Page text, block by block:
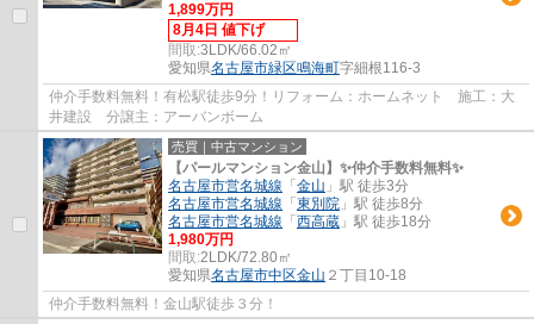
1,899万円
8月4日 値下げ
間取:3LDK/66.02㎡
愛知県名古屋市緑区鳴海町字細根116-3
仲介手数料無料！有松駅徒歩9分！リフォーム：ホームネット 施工：大
井建設 分譲主：アーバンボーム
売買｜中古マンション
【パールマンション金山】✨️仲介手数料無料✨️
名古屋市営名城線 「 金山 」駅 徒歩3分
名古屋市営名城線 「 東別院 」駅 徒歩8分
名古屋市営名城線 「 西高蔵 」駅 徒歩18分
1,980万円
間取:2LDK/72.80㎡
愛知県名古屋市中区金山 ２丁目10-18
仲介手数料無料！金山駅徒歩３分！